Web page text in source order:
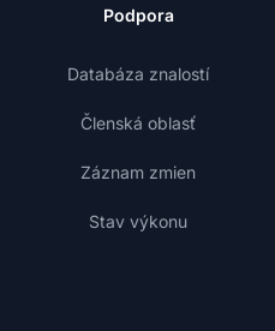
Podpora
Databáza znalostí
Členská oblasť
Záznam zmien
Stav výkonu